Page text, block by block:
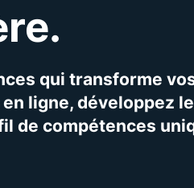
qui transforme
ligne, développez
de compétences